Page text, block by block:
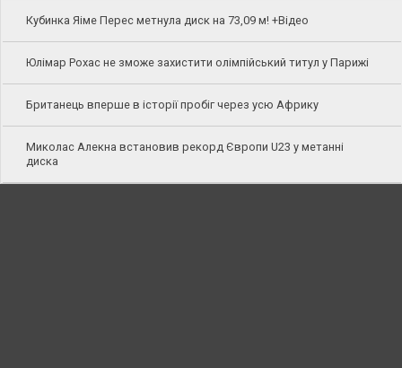
Кубинка Яіме Перес метнула диск на 73,09 м! +Відео
Юлімар Рохас не зможе захистити олімпійський титул у Парижі
Британець вперше в історії пробіг через усю Африку
Миколас Алекна встановив рекорд Європи U23 у метанні
диска